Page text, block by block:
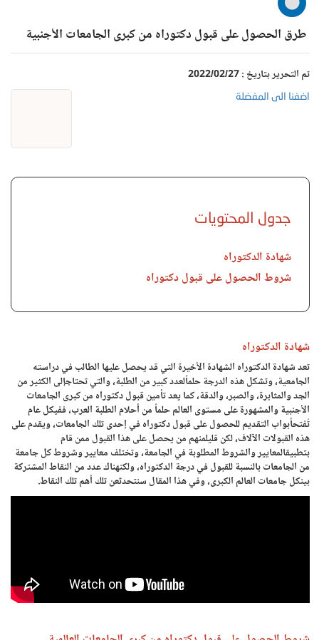
طرق الحصول على قبول دكتوراه من كبرى الجامعات الأجنبية
تم التحرير بتاريخ : 2022/02/27
اضفنا الى المفضلة
جدول المحتويات
شهادة الدكتوراه
شروط الحصول على قبول دكتوراه
شهادة الدكتوراه
تعد شهادة الدكتوراه الشهادة الأخيرة التي قد يحصل عليها الطالب في دراسته
الجامعية، وتشكل هذه الدرجة حلماًلعدد كبير من الطلبة، والتي تحتاجإلى الكثير من
الجد والمثابرة، والصبر، والدقة، كما يعد تأمين قبول دكتوراه من كبرى الجامعات
الأجنبية والمشهورة على مستوى العالم حلماً من أحلام الطلبة العرب، ففيكل عام
تُفتحأبواب التقديم للحصول على قبول دكتوراه في إحدى تلك الجامعات، ويقدم على
هذه القبولات الآلاف، لكن قليلمنهم من يحصل على هذا القبول ممن قام
بتطبيقالمعايير والشروط المطلوبة في الجامعة، وتختلف معايير وشروط كل جامعة
من الجامعات بالنسبة للقبول في درجة الدكتوراه، ولكنهناك عدد من النقاط المشتركة
بينكل جامعات العالم الكبرى، وفي هذا المقال سنتحدثعن تلك أهم تلك النقاط.